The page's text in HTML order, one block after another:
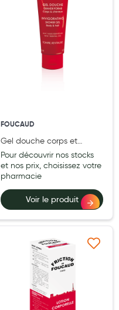
FOUCAUD
Gel douche corps et
cheveux foucaud flacon
plastique 200 ml
Pour découvrir nos stocks
et nos prix, choisissez votre
pharmacie
Voir le produit
Ajouter à ma liste